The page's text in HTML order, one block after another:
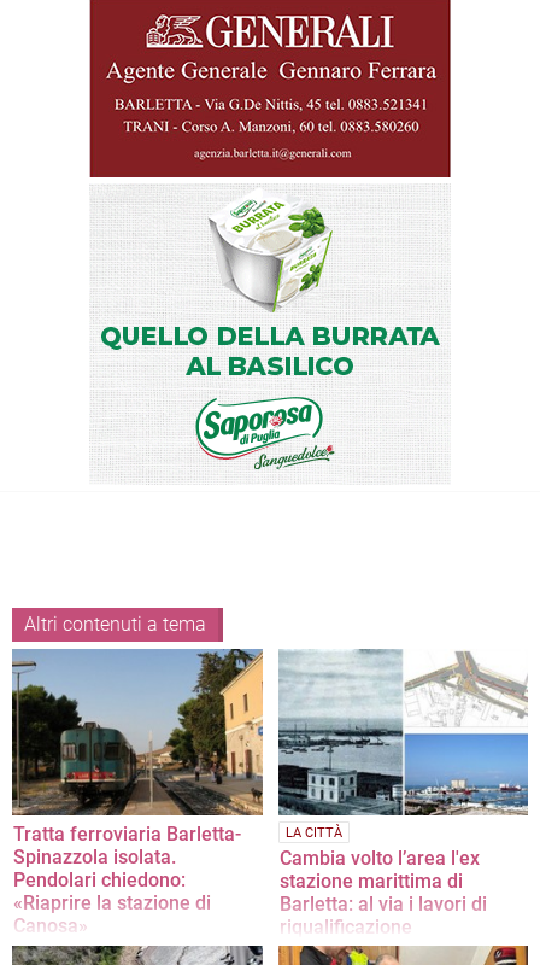
Altri contenuti a tema
Tratta ferroviaria Barletta-
Spinazzola isolata.
Pendolari chiedono:
«Riaprire la stazione di
Canosa»
E' il grido d'allarme lanciato dal
LA CITTÀ
Cambia volto l’area l'ex
stazione marittima di
Barletta: al via i lavori di
riqualificazione
Da oggi parte il progetto “Darsena